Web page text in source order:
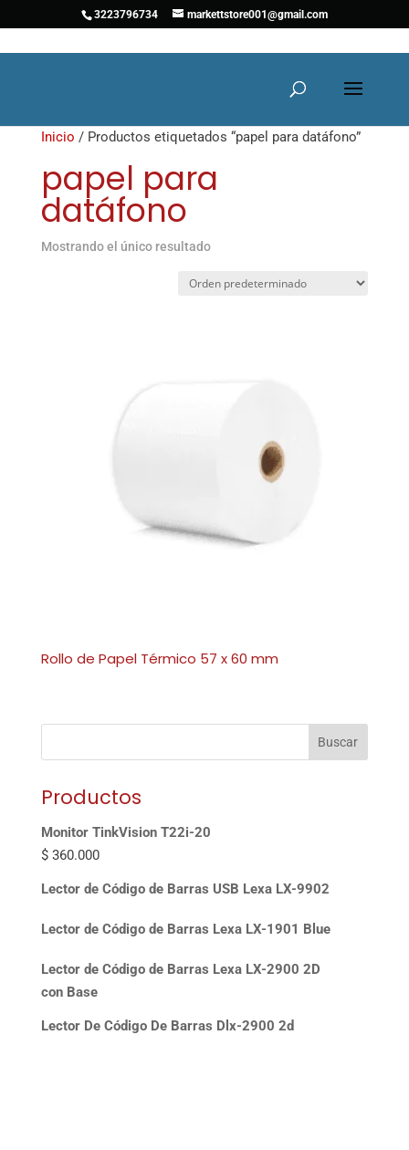
3223796734 markettstore001@gmail.com
Inicio / Productos etiquetados “papel para datáfono”
papel para
datáfono
Mostrando el único resultado
Rollo de Papel Térmico 57 x 60 mm
Buscar
Productos
Monitor TinkVision T22i-20
$360.000
Lector de Código de Barras USB Lexa LX-9902
Lector de Código de Barras Lexa LX-1901 Blue
Lector de Código de Barras Lexa LX-2900 2D
con Base
Lector De Código De Barras Dlx-2900 2d